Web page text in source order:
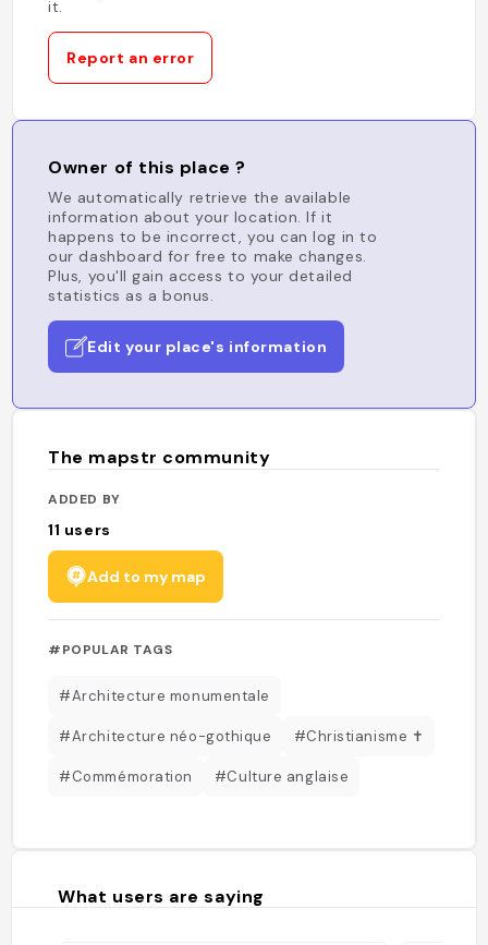
it.
Report an error
Owner of this place ?
We automatically retrieve the available
information about your location. If it
happens to be incorrect, you can log in to
our dashboard for free to make changes.
Plus, you'll gain access to your detailed
statistics as a bonus.
Edit your place's information
The mapstr community
ADDED BY
11 users
Add to my map
#POPULAR TAGS
#Architecture monumentale
#Architecture néo-gothique #Christianisme ✝️
#Commémoration #Culture anglaise
What users are saying